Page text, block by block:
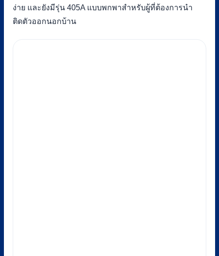
ง่าย และยังมีรุ่น 405A แบบพกพาสำหรับผู้ที่ต้องการนำ
ติดตัวออกนอกบ้าน